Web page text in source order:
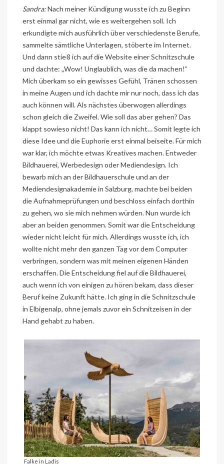
Sandra:Nach meiner Kündigung wusste ich zu Beginn
erst einmal gar nicht, wie es weitergehen soll. Ich
erkundigte mich ausführlich über verschiedenste Berufe,
sammelte sämtliche Unterlagen, stöberte im Internet.
Und dann stieß ich auf die Website einer Schnitzschule
und dachte: ,,Wow! Unglaublich, was die da machen!”
Mich überkam so ein gewisses Gefühl, Tränen schossen
in meine Augen und ich dachte mir nur noch, dass ich das
auch können will. Als nächstes überwogen allerdings
schon gleich die Zweifel. Wie soll das aber gehen? Das
klappt sowieso nicht! Das kann ich nicht… Somit legte ich
diese Idee und die Euphorie erst einmal beiseite. Für mich
war klar, ich möchte etwas Kreatives machen. Entweder
Bildhauerei, Werbedesign oder Mediendesign. Ich
bewarb mich an der Bildhauerschule und an der
Mediendesignakademie in Salzburg, machte bei beiden
die Aufnahmeprüfungen und beschloss einfach dorthin
zu gehen, wo sie mich nehmen würden. Nun wurde ich
aber an beiden genommen. Somit war die Entscheidung
wieder nicht leicht für mich. Allerdings wusste ich, ich
wollte nicht mehr den ganzen Tag vor dem Computer
verbringen, sondern was mit meinen eigenen Händen
erschaffen. Die Entscheidung fiel auf die Bildhauerei,
auch wenn ich von einigen zu hören bekam, dass dieser
Beruf keine Zukunft hätte. Ich ging in die Schnitzschule
in Elbigenalp, ohne jemals zuvor ein Schnitzeisen in der
Hand gehabt zu haben.
Falke in Ladis